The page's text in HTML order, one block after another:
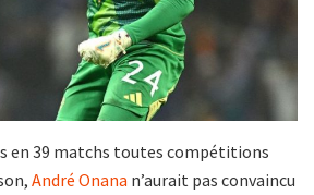
en 39 matchs toutes compétitions
André Onana n’aurait pas convaincu